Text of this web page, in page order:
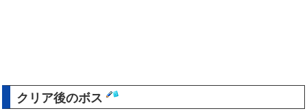
クリア後のボス